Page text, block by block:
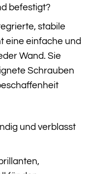
befestigt?
stabile
eine einfache und
Wand. Sie
Schrauben
und verblasst